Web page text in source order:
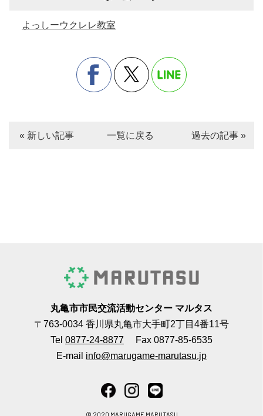
よっしーウクレレ教室
« 新しい記事 一覧に戻る 過去の記事 »
丸亀市市民交流活動センター マルタス
〒763-0034 香川県丸亀市大手町2丁目4番11号
Tel 0877-24-8877
Fax 0877-85-6535
E-mail info@marugame-marutasu.jp
© 2020 MARUGAME MARUTASU